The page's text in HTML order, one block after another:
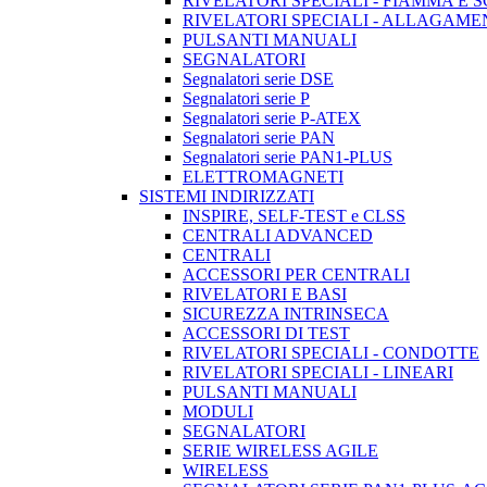
RIVELATORI SPECIALI -
PULSANTI MANUALI
SEGNALATORI
Segnalatori serie DSE
Segnalatori serie P
Segnalatori serie P-ATEX
Segnalatori serie PAN
Segnalatori serie PAN1-PLUS
ELETTROMAGNETI
SISTEMI INDIRIZZATI
INSPIRE, SELF-TEST e CLSS
CENTRALI ADVANCED
CENTRALI
ACCESSORI PER CENTRALI
RIVELATORI E BASI
SICUREZZA INTRINSECA
ACCESSORI DI TEST
RIVELATORI SPECIALI - CONDOTTE
RIVELATORI SPECIALI - LINEARI
PULSANTI MANUALI
MODULI
SEGNALATORI
SERIE WIRELESS AGILE
WIRELESS